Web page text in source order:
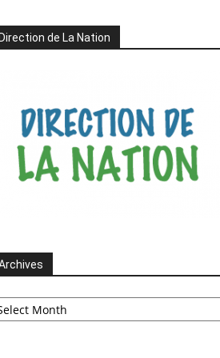
de La Nation